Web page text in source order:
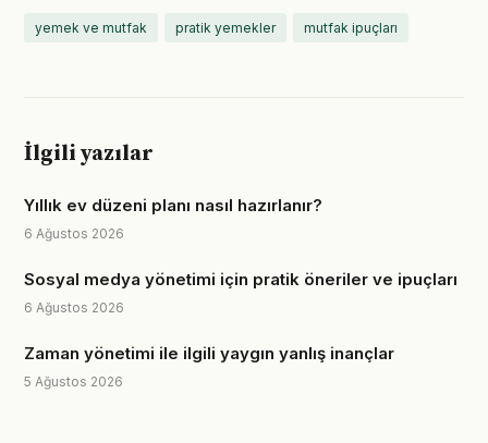
yemek ve mutfak pratik yemekler mutfak ipuçları
İlgili yazılar
Yıllık ev düzeni planı nasıl hazırlanır?
6 Ağustos 2026
Sosyal medya yönetimi için pratik öneriler ve ipuçları
6 Ağustos 2026
Zaman yönetimi ile ilgili yaygın yanlış inançlar
5 Ağustos 2026